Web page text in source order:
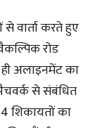
से वार्ता करते हुए
रोड
अलाइनमेंट का
से संबंधित
शिकायतों का